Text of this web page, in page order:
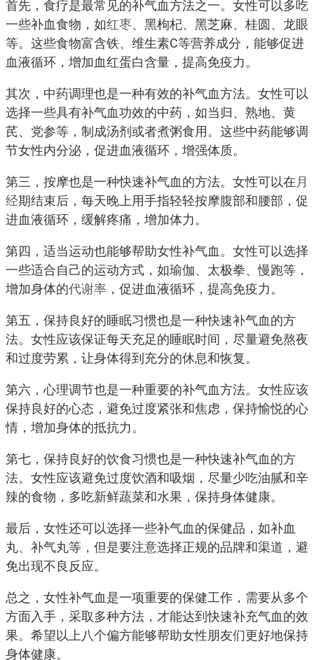
首先，食疗是最常见的补气血方法之一。女性可以多吃
一些补血食物，如红枣、黑枸杞、黑芝麻、桂圆、龙眼
等。这些食物富含铁、维生素C等营养成分，能够促进
血液循环，增加血红蛋白含量，提高免疫力。
其次，中药调理也是一种有效的补气血方法。女性可以
选择一些具有补气血功效的中药，如当归、熟地、黄
芪、党参等，制成汤剂或者煮粥食用。这些中药能够调
节女性内分泌，促进血液循环，增强体质。
第三，按摩也是一种快速补气血的方法。女性可以在 月
经期结束后，每天晚上用手指轻轻按摩腹部和腰部，促
进血液循环，缓解疼痛，增加体力。
第四，适当运动也能够帮助女性补气血。女性可以选择
一些适合自己的运动方式，如瑜伽、太极拳、慢跑等，
增加身体的代谢率 ，促进血液循环，提高免疫力。
第五，保持良好的睡眠习惯也是一种快速补气血的方
法。女性应该保证每天充足的睡眠时间，尽量避免熬夜
和过度劳累，让身体得到充分的休息和恢复。
第六，心理调节也是一种重要的补气血方法。女性应该
保持良好的心态，避免过度紧张和焦虑，保持愉悦的心
情，增加身体的抵抗力。
第七，保持良好的饮食习惯也是一种快速补气血的方
法。女性应该避免过度饮酒和吸烟，尽量少吃油腻和辛
辣的食物，多吃新鲜蔬菜和水果，保持身体健康。
最后，女性还可以选择一些补气血的保健品，如补血
丸、补气丸等，但是要注意选择正规的品牌和渠道，避
免出现不良反应。
总之，女性补气血是一项重要的保健工作，需要从多个
方面入手，采取多种方法，才能达到快速补充气血的效
果。希望以上八个偏方能够帮助女性朋友们更好地保持
身体健康。